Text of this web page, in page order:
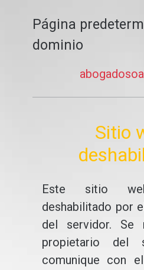
Página
dominio
Sitio
Este sitio
deshabilitado por
del servidor. Se
propietario
comunique con